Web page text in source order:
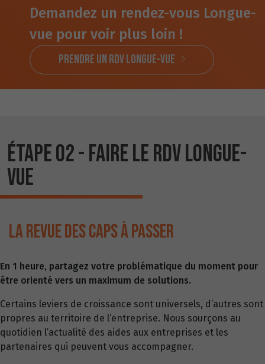
Demandez un rendez-vous Longue-
vue pour voir plus loin !
Prendre un RdV Longue-vue
ÉTAPE 02 - FAIRE LE RDV LONGUE-
VUE
LA REVUE DES CAPS À PASSER
En 1 heure, partagez votre problématique du moment pour
être orienté vers un maximum de solutions.
Certains leviers de croissance sont universels, d’autres sont
propres au territoire de l’entreprise. Nous sourçons au
quotidien l’actualité des aides aux entreprises et les
partenaires qui peuvent vous accompagner.